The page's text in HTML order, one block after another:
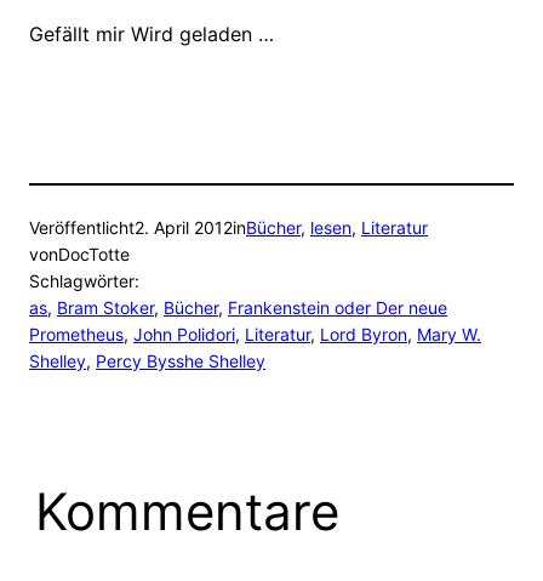
Gefällt mir Wird geladen …
Veröffentlicht2. April 2012inBücher, lesen, Literatur
vonDocTotte
Schlagwörter:
as, Bram Stoker, Bücher, Frankenstein oder Der neue
Prometheus, John Polidori, Literatur, Lord Byron, Mary W.
Shelley, Percy Bysshe Shelley
Kommentare